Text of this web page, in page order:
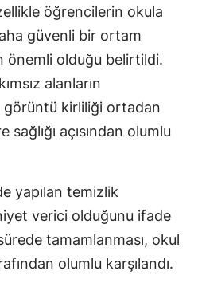
öğrencilerin okula
güvenli bir ortam
önemli olduğu belirtildi.
alanların
kirliliği ortadan
sağlığı açısından olumlu
yapılan temizlik
verici olduğunu ifade
tamamlanması, okul
olumlu karşılandı.